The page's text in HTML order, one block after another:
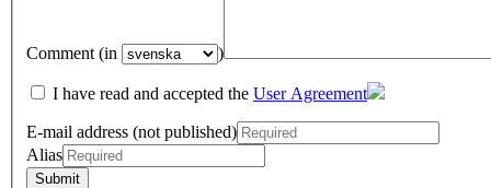
Comment (in )
I have read and accepted the User Agreement
E-mail address (not published)
Alias